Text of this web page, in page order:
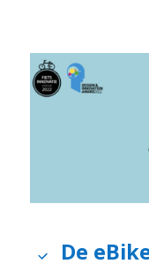
De